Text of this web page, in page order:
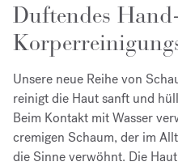
Duftendes
Unsere neue Reihe von
reinigt die Haut sanft und
Beim Kontakt mit Wasser
cremigen Schaum, der im
die Sinne verwöhnt. Die